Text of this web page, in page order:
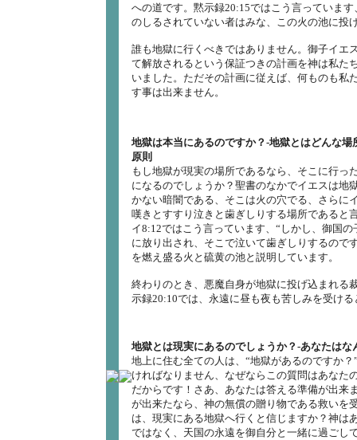
への道です。黙示録20:15ではこう言っています
のしるされていない者はみな、この火の池に投
誰も地獄に行くべきではありません。御子イエ
て解放されるという保証つきの計画を神は私た
いました。ただその計画に従えば、何ものも私
す事は出来ません。
地獄は本当にあるのですか？‐地獄とはどんな場
原則
もし地獄が現実の場所であるなら、そこに行っ
になるのでしょうか？聖書のなかでイエスは地
かない暗闇である、そこは火の穴でる、さらに
嘆きとすすり泣きと歯ぎしりする場所であると
イ8:12ではこう言っています、“しかし、御国の
に放り出され、そこで泣いて歯ぎしりするので
を燃え盛る火と硫黄の池と説明しています。
終わりのとき、悪魔自身が地獄に投げ込まれる
示録20:10では、永遠に昼も夜も苦しみを受け
地獄とは現実にあるのでしょうか？‐あなたはな
地上に住む全ての人は、“地獄があるのですか？
ければなりません、なぜならこの質問はあなた
だからです！さあ、あなたは答える準備が出来
が出来たなら、神の無償の贈り物である救いを
は、現実にある地獄へ行くと信じますか？神は
ではなく、天国の永遠を御自分と一緒に過ごし